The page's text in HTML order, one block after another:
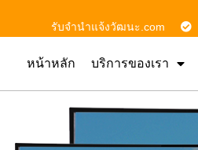
รับจํานําแจ้งวัฒนะ.com
หน้าหลัก บริการของเรา